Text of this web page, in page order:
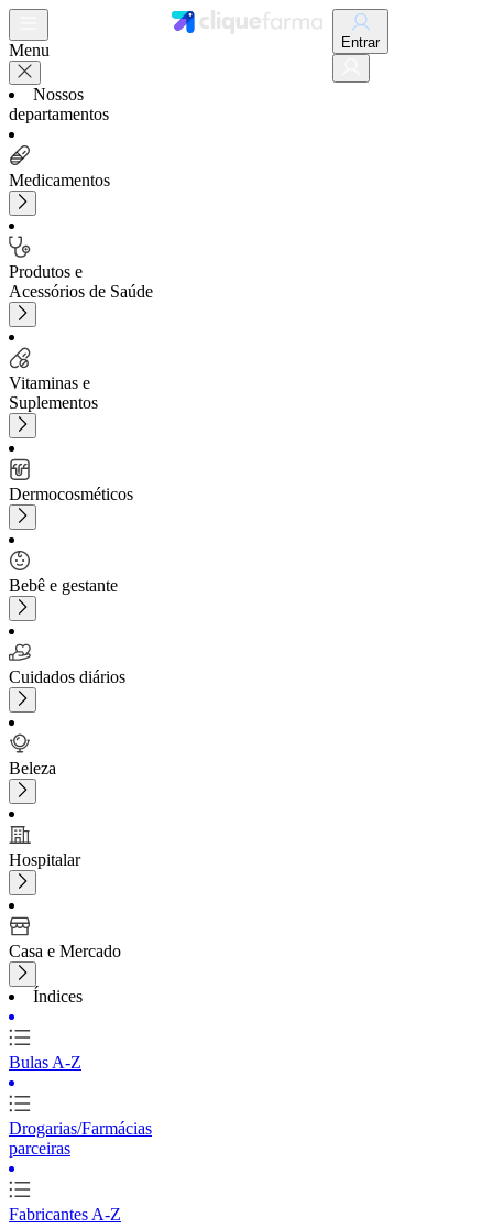
Menu
Nossos
departamentos
Medicamentos
Produtos e
Acessórios de Saúde
Vitaminas e
Suplementos
Dermocosméticos
Bebê e gestante
Cuidados diários
Beleza
Hospitalar
Casa e Mercado
Índices
Bulas A-Z
Drogarias/Farmácias
parceiras
Fabricantes A-Z
Entrar